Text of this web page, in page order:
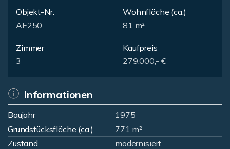
Objekt-Nr.
AE250
Wohnfläche (ca.)
81 m²
Zimmer
3
Kaufpreis
279.000,- €
Informationen
Baujahr
1975
Grundstücksfläche (ca.)
771 m²
Zustand
modernisiert